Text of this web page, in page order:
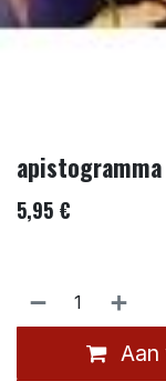
5,95 €